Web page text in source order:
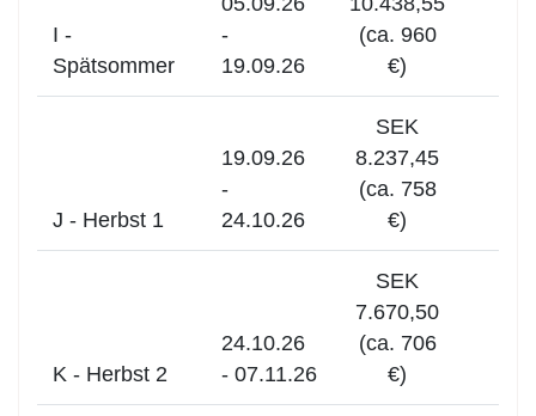
I -
Spätsommer
-
19.09.26
(ca. 960
€)
J - Herbst 1
19.09.26
-
24.10.26
SEK
8.237,45
(ca. 758
€)
K - Herbst 2
24.10.26
- 07.11.26
SEK
7.670,50
(ca. 706
€)